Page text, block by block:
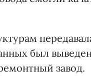
был
завод.